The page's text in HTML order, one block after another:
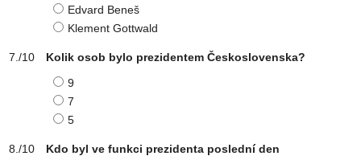
Edvard Beneš
Klement Gottwald
Kolik osob bylo prezidentem Československa?
9
7
5
Kdo byl ve funkci prezidenta poslední den